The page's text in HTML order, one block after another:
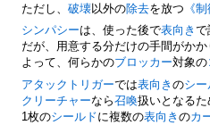
ただし、破壊以外の除去を放つ 《
シンパシーは、使った後で表向きで
だが、用意する分だけの手間がかか
よって、何らかのブロッカー対象の
アタックトリガーでは表向きのシ
クリーチャーなら召喚扱いとなるた
1枚のシールドに複数の表向きのカ